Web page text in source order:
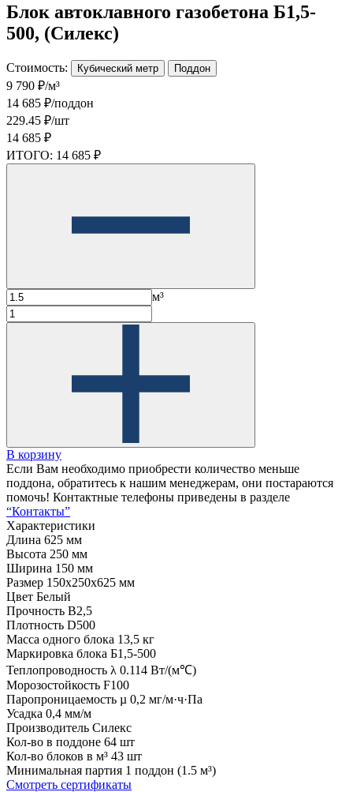
Блок автоклавного газобетона Б1,5-
500, (Силекс)
Стоимость: Кубический метр Поддон
9 790 ₽/м³
14 685 ₽/поддон
229.45 ₽/шт
14 685 ₽
ИТОГО: 14 685 ₽
м³
В корзину
Если Вам необходимо приобрести количество меньше
поддона, обратитесь к нашим менеджерам, они постараются
помочь! Контактные телефоны приведены в разделе
“Контакты”
Характеристики
Длина 625 мм
Высота 250 мм
Ширина 150 мм
Размер 150x250x625 мм
Цвет Белый
Прочность B2,5
Плотность D500
Масса одного блока 13,5 кг
Маркировка блока Б1,5-500
Теплопроводность λ 0.114 Вт/(м℃)
Морозостойкость F100
Паропроницаемость µ 0,2 мг/м·ч·Па
Усадка 0,4 мм/м
Производитель Силекс
Кол-во в поддоне 64 шт
Кол-во блоков в м³ 43 шт
Минимальная партия 1 поддон (1.5 м³)
Смотреть сертификаты